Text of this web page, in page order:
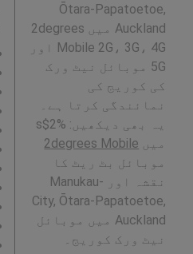
Ōtara-Papatoetoe,
Auckland میں 2degrees
Mobile 2G، 3G، 4G اور
5G موبائل نیٹ ورک
کی کوریج کی
نمائندگی کرتا ہے۔
یہ بھی دیکھیں: %2$s
میں 2degrees Mobile
موبائل بٹ ریٹ کا
نقشہ اور Manukau-
City, Ōtara-Papatoetoe,
Auckland میں موبائل
نیٹ ورک کوریج۔